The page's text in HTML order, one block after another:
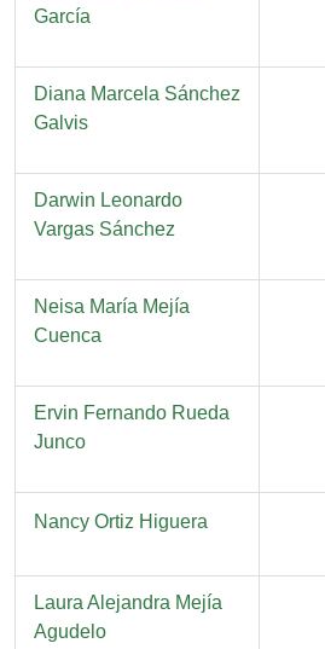
García
Nombre
Diana Marcela Sánchez
Galvis
Nombre
Darwin Leonardo
Vargas Sánchez
Nombre
Neisa María Mejía
Cuenca
Nombre
Ervin Fernando Rueda
Junco
Nombre
Nancy Ortiz Higuera
Nombre
Laura Alejandra Mejía
Agudelo